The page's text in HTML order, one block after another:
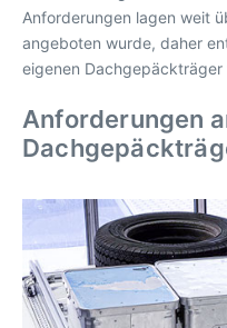
Anforderungen lagen weit
angeboten wurde, daher
eigenen
Anforderungen